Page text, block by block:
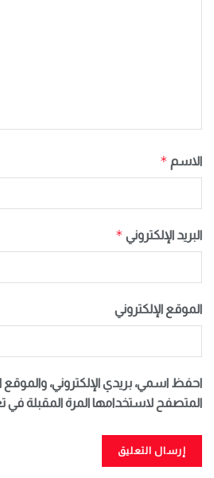
الاسم *
البريد الإلكتروني *
الموقع الإلكتروني
احفظ اسمي، بريدي الإلكتروني، والموقع
المتصفح لاستخدامها المرة المقبلة في